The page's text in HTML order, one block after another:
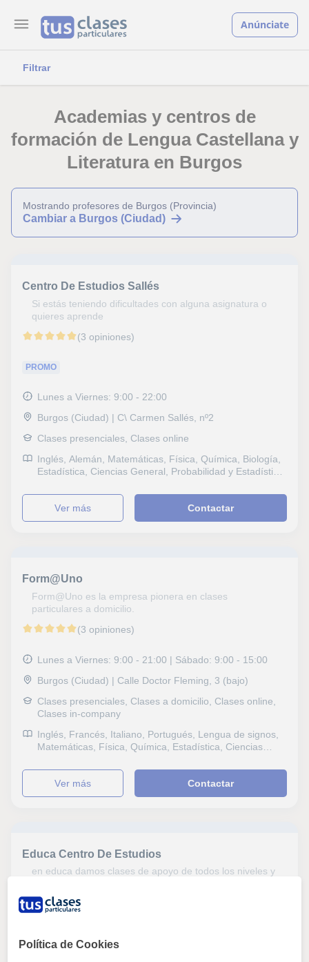
Anúnciate
Filtrar
Academias y centros de
formación de Lengua Castellana y
Literatura en Burgos
Mostrando profesores de Burgos (Provincia)
Cambiar a Burgos (Ciudad)
Centro De Estudios Sallés
Si estás teniendo dificultades con alguna asignatura o
quieres aprende
(3 opiniones)
PROMO
Lunes a Viernes: 9:00 - 22:00
Burgos (Ciudad) | C\ Carmen Sallés, nº2
Clases presenciales, Clases online
Inglés, Alemán, Matemáticas, Física, Química, Biología,
Estadística, Ciencias General, Probabilidad y Estadística,
Historia, Lengua Castellana y Literatura, Tecnología,
Electrónica, Programación, Electricidad, Dibujo técnico,
Mecánica, Robótica, Selectividad, Pruebas de acceso,
Oposiciones Cuerpos de seguridad, Matemáticas
aplicadas, Econometría
ver más Contactar
Form@Uno
Form@Uno es la empresa pionera en clases
particulares a domicilio.
(3 opiniones)
Lunes a Viernes: 9:00 - 21:00 | Sábado: 9:00 - 15:00
Burgos (Ciudad) | Calle Doctor Fleming, 3 (bajo)
Clases presenciales, Clases a domicilio, Clases online,
Clases in-company
Inglés, Francés, Italiano, Portugués, Lengua de signos,
Matemáticas, Física, Química, Estadística, Ciencias
Ciencias Ambientales, Historia, Filosofía, Lengua
Castellana y Literatura, Latín y Griego, Tecnología,
Electrónica, Programación, Informática, Ofimática, Dibujo
escolar, DELF, B1 PET, Todos los cursos, Geografía,
Matemáticas aplicadas, Sociología, Técnicas de estudio,
de atención, Contabilidad, Administración de empresas,
Finanzas, Macroeconomía
ver más Contactar
Educa Centro De Estudios
en educa damos clases de apoyo de todos los niveles y
Clases presenciales
Política de Cookies